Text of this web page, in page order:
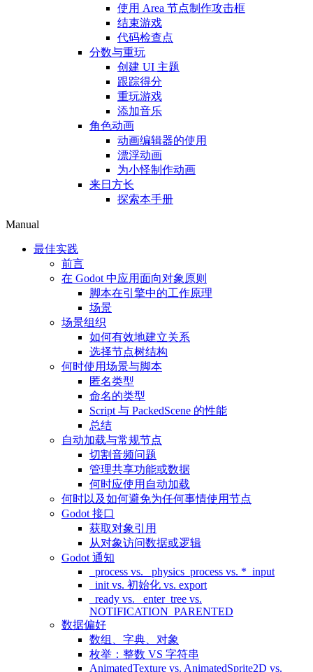
使用 Area 节点制作攻击框
结束游戏
代码检查点
分数与重玩
创建 UI 主题
跟踪得分
重玩游戏
添加音乐
角色动画
动画编辑器的使用
漂浮动画
为小怪制作动画
来日方长
探索本手册
Manual
最佳实践
前言
在 Godot 中应用面向对象原则
脚本在引擎中的工作原理
场景
场景组织
如何有效地建立关系
选择节点树结构
何时使用场景与脚本
匿名类型
命名的类型
Script 与 PackedScene 的性能
总结
自动加载与常规节点
切割音频问题
管理共享功能或数据
何时应使用自动加载
何时以及如何避免为任何事情使用节点
Godot 接口
获取对象引用
从对象访问数据或逻辑
Godot 通知
_process vs. _physics_process vs. *_input
_init vs. 初始化 vs. export
_ready vs. _enter_tree vs.
NOTIFICATION_PARENTED
数据偏好
数组、字典、对象
枚举：整数 VS 字符串
AnimatedTexture vs. AnimatedSprite2D vs.